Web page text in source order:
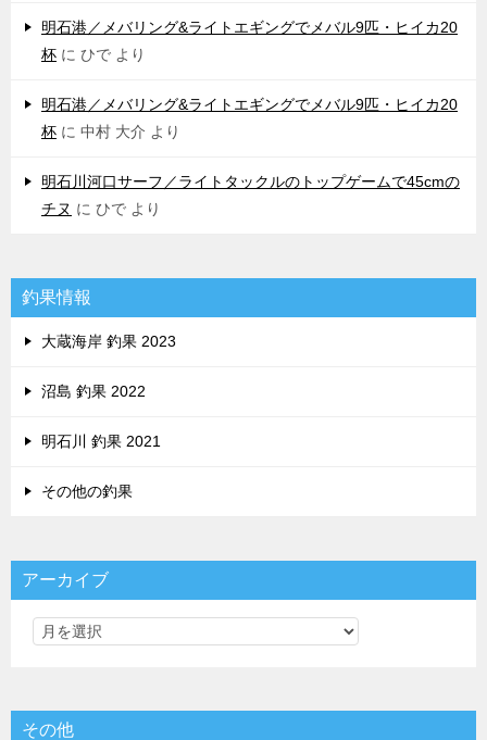
明石港／メバリング&ライトエギングでメバル9匹・ヒイカ20
杯 に ひで より
明石港／メバリング&ライトエギングでメバル9匹・ヒイカ20
杯 に 中村 大介 より
明石川河口サーフ／ライトタックルのトップゲームで45cmの
チヌ に ひで より
釣果情報
大蔵海岸 釣果 2023
沼島 釣果 2022
明石川 釣果 2021
その他の釣果
アーカイブ
その他